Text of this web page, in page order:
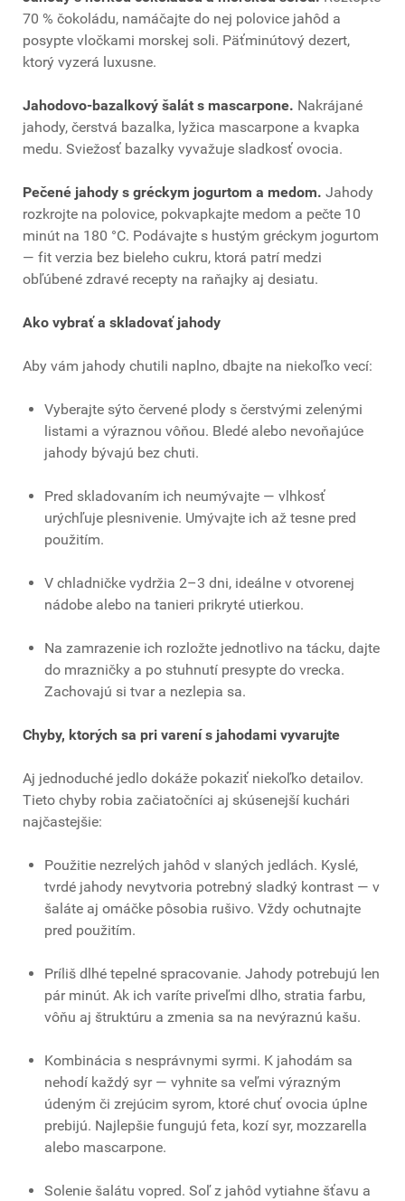
70 % čokoládu, namáčajte do nej polovice jahôd a
posypte vločkami morskej soli. Päťminútový dezert,
ktorý vyzerá luxusne.
Jahodovo-bazalkový šalát s mascarpone. Nakrájané
jahody, čerstvá bazalka, lyžica mascarpone a kvapka
medu. Sviežosť bazalky vyvažuje sladkosť ovocia.
Pečené jahody s gréckym jogurtom a medom. Jahody
rozkrojte na polovice, pokvapkajte medom a pečte 10
minút na 180 °C. Podávajte s hustým gréckym jogurtom
— fit verzia bez bieleho cukru, ktorá patrí medzi
obľúbené zdravé recepty na raňajky aj desiatu.
Ako vybrať a skladovať jahody
Aby vám jahody chutili naplno, dbajte na niekoľko vecí:
Vyberajte sýto červené plody s čerstvými zelenými
listami a výraznou vôňou. Bledé alebo nevoňajúce
jahody bývajú bez chuti.
Pred skladovaním ich neumývajte — vlhkosť
urýchľuje plesnivenie. Umývajte ich až tesne pred
použitím.
V chladničke vydržia 2–3 dni, ideálne v otvorenej
nádobe alebo na tanieri prikryté utierkou.
Na zamrazenie ich rozložte jednotlivo na tácku, dajte
do mrazničky a po stuhnutí presypte do vrecka.
Zachovajú si tvar a nezlepia sa.
Chyby, ktorých sa pri varení s jahodami vyvarujte
Aj jednoduché jedlo dokáže pokaziť niekoľko detailov.
Tieto chyby robia začiatočníci aj skúsenejší kuchári
najčastejšie:
Použitie nezrelých jahôd v slaných jedlách. Kyslé,
tvrdé jahody nevytvoria potrebný sladký kontrast — v
šaláte aj omáčke pôsobia rušivo. Vždy ochutnajte
pred použitím.
Príliš dlhé tepelné spracovanie. Jahody potrebujú len
pár minút. Ak ich varíte priveľmi dlho, stratia farbu,
vôňu aj štruktúru a zmenia sa na nevýraznú kašu.
Kombinácia s nesprávnymi syrmi. K jahodám sa
nehodí každý syr — vyhnite sa veľmi výrazným
údeným či zrejúcim syrom, ktoré chuť ovocia úplne
prebijú. Najlepšie fungujú feta, kozí syr, mozzarella
alebo mascarpone.
Solenie šalátu vopred. Soľ z jahôd vytiahne šťavu a